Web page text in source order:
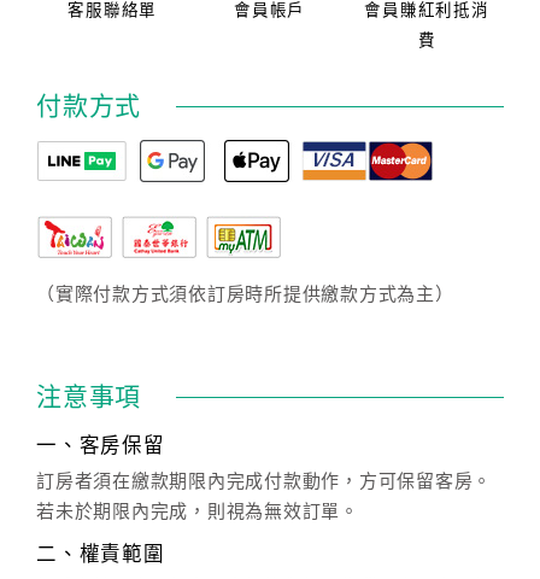
客服聯絡單 會員帳戶
會員賺紅利抵消
費
付款方式
（實際付款方式須依訂房時所提供繳款方式為主）
注意事項
一、客房保留
訂房者須在繳款期限內完成付款動作，方可保留客房。
若未於期限內完成，則視為無效訂單。
二、權責範圍